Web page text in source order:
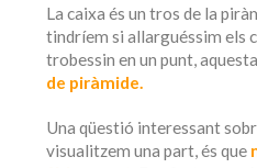
La caixa és un tros de la
tindríem si allarguéssim els
trobessin en un punt,
de piràmide.
Una qüestió interessant
visualitzem una part, és que